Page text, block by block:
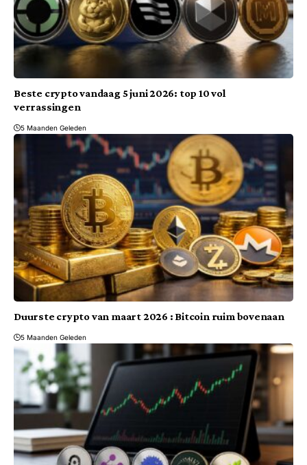
Beste crypto vandaag 5 juni 2026: top 10 vol
verrassingen
5 Maanden Geleden
Duurste crypto van maart 2026 : Bitcoin ruim bovenaan
5 Maanden Geleden